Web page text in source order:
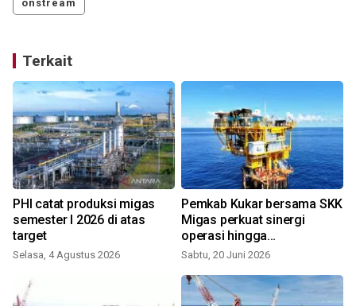
onstream
Terkait
PHI catat produksi migas
semester I 2026 di atas
target
Selasa, 4 Agustus 2026
Pemkab Kukar bersama SKK
Migas perkuat sinergi
operasi hingga
pemberdayaan
Sabtu, 20 Juni 2026